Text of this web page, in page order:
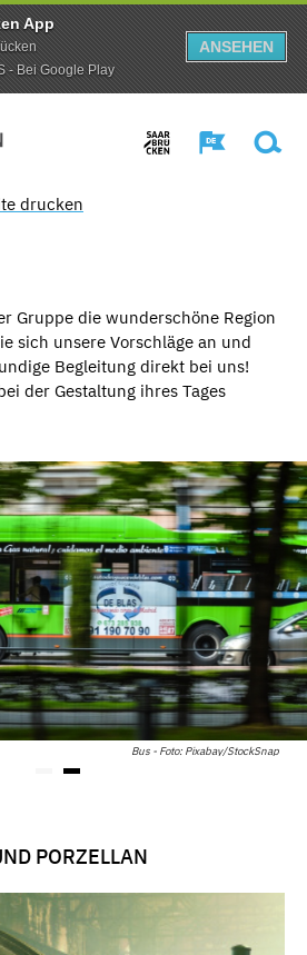
App
- Bei Google Play
ANSEHEN
drucken
Gruppe die wunderschöne Region
sich unsere Vorschläge an und
Begleitung direkt bei uns!
der Gestaltung ihres Tages
Bus - Foto: Pixabay/StockSnap
PORZELLAN